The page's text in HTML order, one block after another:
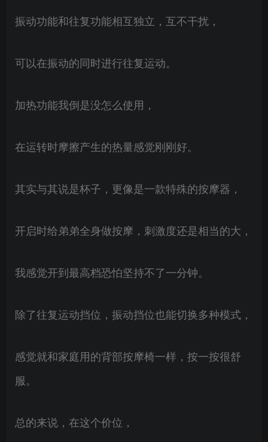
振动功能和往复功能相互独立，互不干扰，
可以在振动的同时进行往复运动。
加热功能我倒是没怎么使用，
在运转时摩擦产生的热量感觉刚刚好。
其实与其说是杯子，更像是一款特殊的按摩器，
开启时给弟弟全身做按摩，刺激度还是相当的大，
我感觉开到最高档恐怕坚持不了一分钟。
除了往复运动挡位，振动挡位也能切换多种模式，
感觉就和家庭用的背部按摩椅一样，按一按很舒
服。
总的来说，在这个价位，